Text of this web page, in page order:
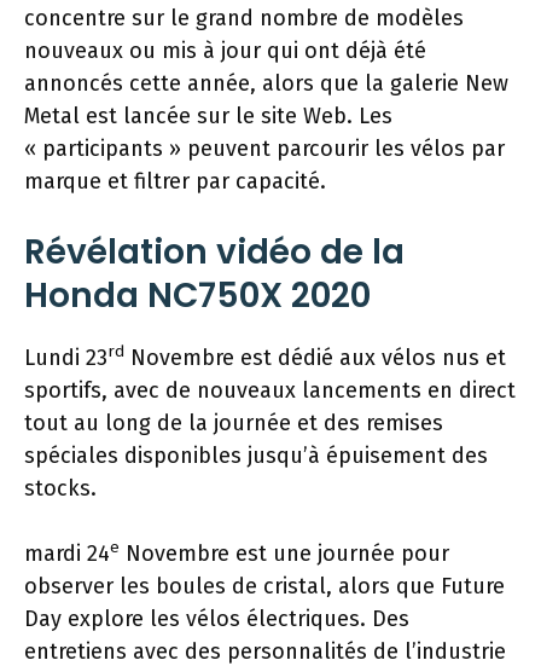
concentre sur le grand nombre de modèles
nouveaux ou mis à jour qui ont déjà été
annoncés cette année, alors que la galerie New
Metal est lancée sur le site Web. Les
« participants » peuvent parcourir les vélos par
marque et filtrer par capacité.
Révélation vidéo de la
Honda NC750X 2020
Lundi 23rd Novembre est dédié aux vélos nus et
sportifs, avec de nouveaux lancements en direct
tout au long de la journée et des remises
spéciales disponibles jusqu’à épuisement des
stocks.
mardi 24e Novembre est une journée pour
observer les boules de cristal, alors que Future
Day explore les vélos électriques. Des
entretiens avec des personnalités de l’industrie